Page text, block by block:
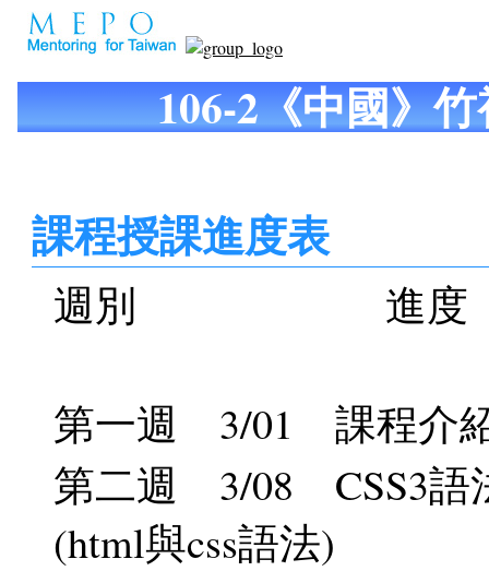
106-2《中國》
課程授課進度表
週別 進度
第一週 3/01 課程介
第二週 3/08 CSS3語
(html與css語法)